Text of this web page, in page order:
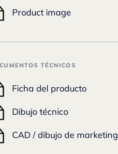
Product image
TÉCNICOS
Ficha del producto
Dibujo técnico
CAD / dibujo de marketing